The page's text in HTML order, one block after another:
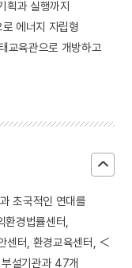
획과 실행까지
에너지 자립형
교육관으로 개방하고
초국적인 연대를
경법률센터,
센터, 환경교육센터, ＜
설기관과 47개